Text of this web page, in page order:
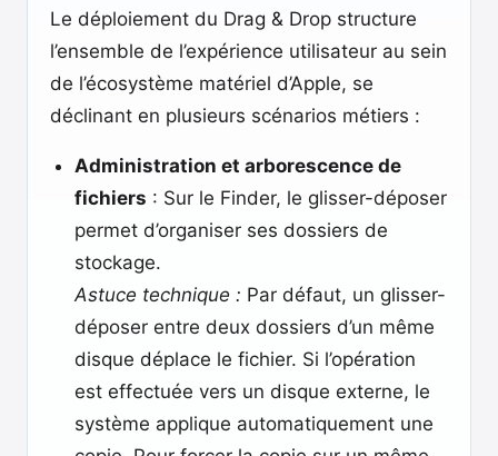
Le déploiement du Drag & Drop structure
l’ensemble de l’expérience utilisateur au sein
de l’écosystème matériel d’Apple, se
déclinant en plusieurs scénarios métiers :
Administration et arborescence de
fichiers : Sur le Finder, le glisser-déposer
permet d’organiser ses dossiers de
stockage.
Astuce technique : Par défaut, un glisser-
déposer entre deux dossiers d’un même
disque déplace le fichier. Si l’opération
est effectuée vers un disque externe, le
système applique automatiquement une